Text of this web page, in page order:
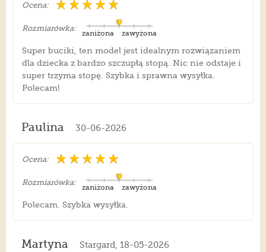
Ocena:
Rozmiarówka:
zawyżona
zaniżona
Super buciki, ten model jest idealnym rozwiązaniem
dla dziecka z bardzo szczupłą stopą. Nic nie odstaje i
super trzyma stopę. Szybka i sprawna wysyłka.
Polecam!
Paulina 30-06-2026
Ocena:
Rozmiarówka:
zawyżona
zaniżona
Polecam. Szybka wysyłka.
Martyna Stargard, 18-05-2026